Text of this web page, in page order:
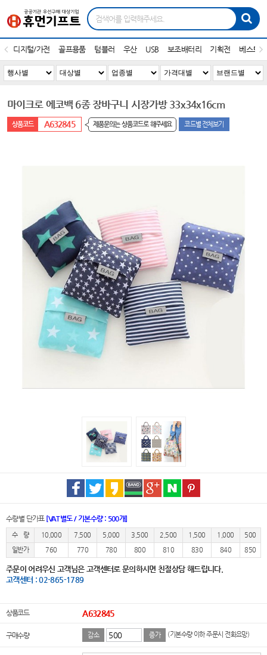
디지털/가전 골프용품 텀블러 우산 USB 보조배터리 기획전 베스트
마이크로 에코백 6종 장바구니 시장가방 33x34x16cm
A632845 제품문의는 상품코드로 해주세요 코드별 전체보기
수량별 단가표 [VAT별도 / 기본수량 : 500개]
수 량 10,000 7,500 5,000 3,500 2,500 1,500 1,000
500
일반가
760 770 780 800 810 830 840 850
주문이 어려우신 고객님은 고객센터로 문의하시면 친절상담 해드립니다.
고객센터 : 02-865-1789
상품코드 A632845
구매수량 감소 증가 (기본수량 이하 주문시 전화요망)